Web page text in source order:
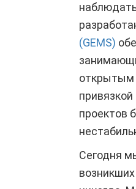
(GEMS)
открытым
проектов
Сегодня